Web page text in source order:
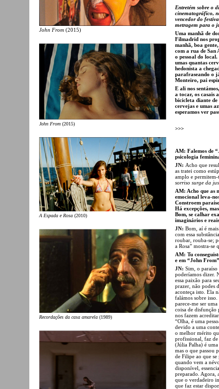
John From (2015)
John From (2015)
A Espada e Rosa (2010)
Recordações da casa amarela (1989)
Entretém sobre o
cinematográfico,
vencedor do
metragem para o
Uma manhã de
Filmadrid nos
manhã, boa
com a rua de San
o pessoal do
umas quantas
hedonista a
parafraseando o
Monteiro, pai
E ali nos
a tocar, os casais
bicicleta diante de
cervejas e umas
esperamos ver
>>>
AM: Falemos de
psicologia
JN: Acho que
as tratei como
amplo e
sorriso surge da
AM: Acho que as
emocional leva-
Constroem
Há excepções,
Bom, se calhar
imaginários e
JN: Bom, aí é
com essa
roubar, rouba-se;
a Rosa” mostra-
AM: Tu
e em “John
JN: Sim, o
poderíamos dizer.
essa paixão para
prazer, não podes
aconteça isto. Ela
falámos sobre
parece-me ser
coisa de disfunção
nos fazem
“Olha, é uma
devido a uma
o melhor mérito
profissional, faz
(Júlia Palha) é
mas o que passou
de Filipe ao que se
quando vem a
disponível,
preparado. Agora,
que o verdadeiro
que faz estar